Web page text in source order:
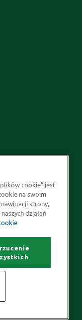
Polska S.A.
Mapa Strony
cookie” jest
na swoim
strony,
działań